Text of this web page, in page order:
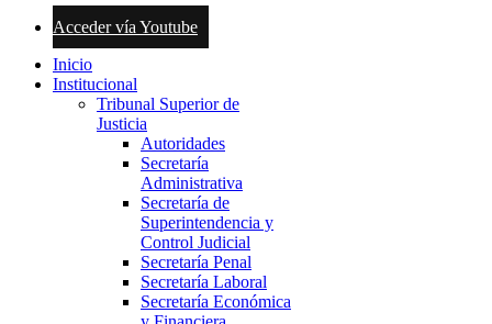
Acceder vía Youtube
Inicio
Institucional
Tribunal Superior de
Justicia
Autoridades
Secretaría
Administrativa
Secretaría de
Superintendencia y
Control Judicial
Secretaría Penal
Secretaría Laboral
Secretaría Económica